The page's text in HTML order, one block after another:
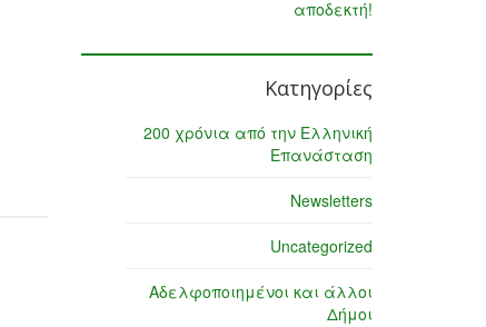
αποδεκτή!
Κατηγορίες
200 χρόνια από την Ελληνική
Επανάσταση
Newsletters
Uncategorized
Αδελφοποιημένοι και άλλοι
Δήμοι